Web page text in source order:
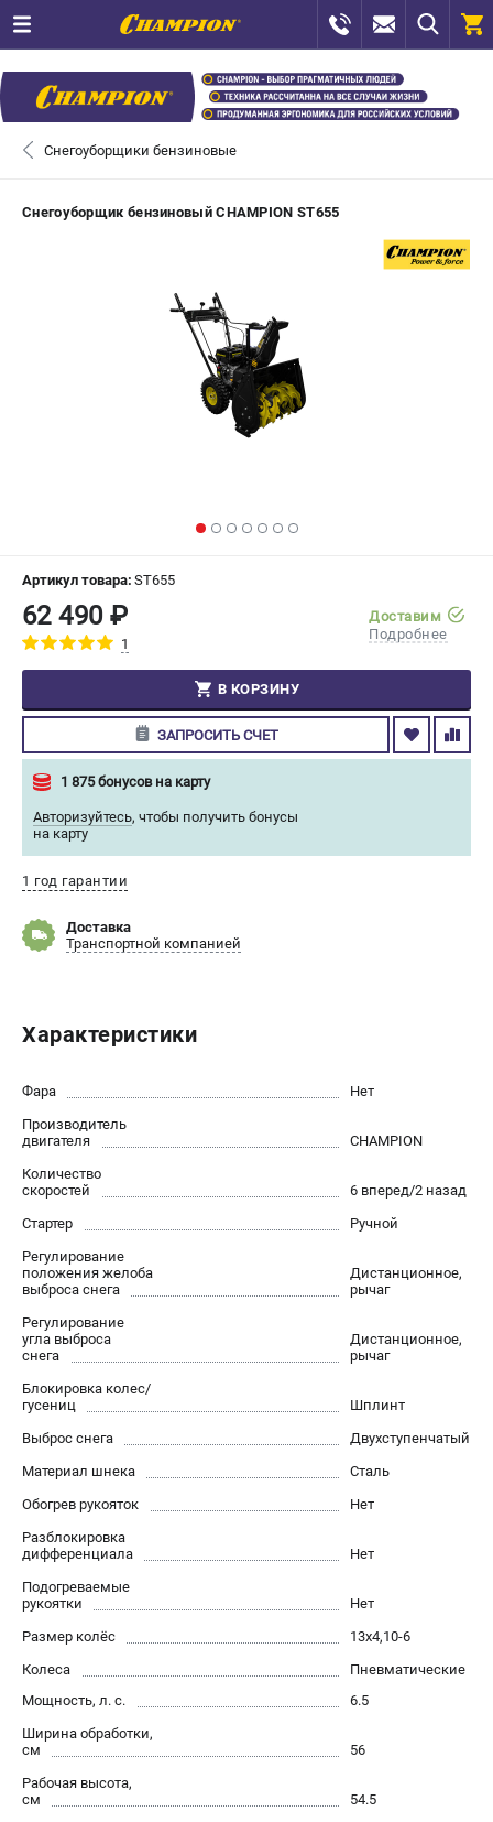
МАГАЗИНЫ
ИЗБРАННОЕ ( 0 )
ВХОД ИЛИ РЕГИСТРАЦИЯ
ЗАКАЗАТЬ ЗАПЧАСТЬ
0
Сервисный центр
Нашли дешевле?
Политика обработки персональных данных
О компании
Юридическим лицам
Бонусная программа
КАТАЛОГ
Генераторы электричества
Двигатели
Запасные части
Мотоблоки
Мотопомпы
Садовая техника
Сварочное оборудование
Станки
Строительная техника
Уборочная техника
ТЕЛЕФОН (ПОМОНА)
офертой.
8 (800) 550-70-46
Снегоуборщики бензиновые
Снегоуборщик бензиновый CHAMPION ST655
Артикул товара: ST655
62 490 ₽
1
Доставим
Подробнее
В КОРЗИНУ
ЗАПРОСИТЬ СЧЕТ
1 875 бонусов на карту
Авторизуйтесь, чтобы получить бонусы
на карту
1 год гарантии
Доставка
Транспортной компанией
Характеристики
Фара
Нет
Производитель
двигателя
CHAMPION
Количество
скоростей
6 вперед/2 назад
Стартер
Ручной
Регулирование
положения желоба
выброса снега
Дистанционное,
рычаг
Регулирование
угла выброса
снега
Дистанционное,
рычаг
Блокировка колес/
гусениц
Шплинт
Выброс снега
Двухступенчатый
Материал шнека
Сталь
Обогрев рукояток
Нет
Разблокировка
дифференциала
Нет
Подогреваемые
рукоятки
Нет
Размер колёс
13х4,10-6
Колеса
Пневматические
Мощность, л. с.
6.5
Ширина обработки,
см
56
Рабочая высота,
см
54.5